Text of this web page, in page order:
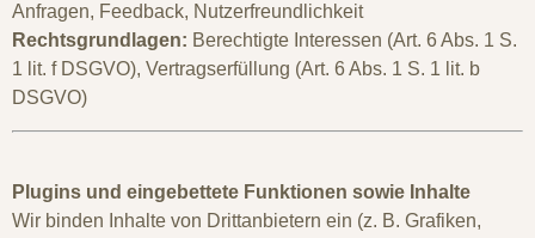
Anfragen, Feedback, Nutzerfreundlichkeit
Rechtsgrundlagen: Berechtigte Interessen (Art. 6 Abs. 1 S.
1 lit. f DSGVO), Vertragserfüllung (Art. 6 Abs. 1 S. 1 lit. b
DSGVO)
Plugins und eingebettete Funktionen sowie Inhalte
Wir binden Inhalte von Drittanbietern ein (z. B. Grafiken,